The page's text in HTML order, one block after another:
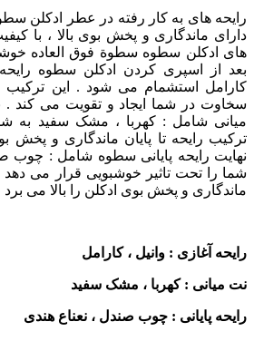
رایحه های به کار رفته در عطر ادکلن
دارای ماندگاری و پخش بوی بالا ، با
های ادکلن سطوه سطوة فوق العاده
بعد از اسپری کردن ادکلن سطوه
کارامل استشمام می شود . این ترکیب
سخاوت در شما ایجاد و تقویت می کند
میانی شامل : کهربا ، مشک سفید به
ترکیب رایحه تا پایان ماندگاری و پخش
نهایت رایحه پایانی سطوه شامل : چوب
شما را تحت تاثیر خوشبویی قرار می دهد
ماندگاری و پخش بوی ادکلن را بالا می برد
رایحه آغازی : وانیل ، کارامل
نت میانی : کهربا ، مشک سفید
رایحه پایانی : چوب صندل ، نعناع هندی